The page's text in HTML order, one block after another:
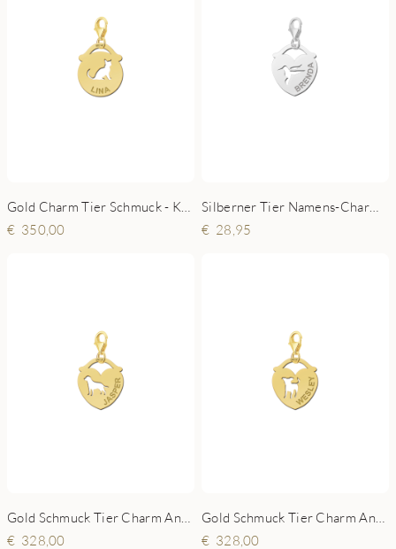
350,00
Silberner Tier Namens-Charms-Anhänger Herz Vogel
28,95
328,00
328,00